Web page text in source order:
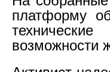
платформу
возможности